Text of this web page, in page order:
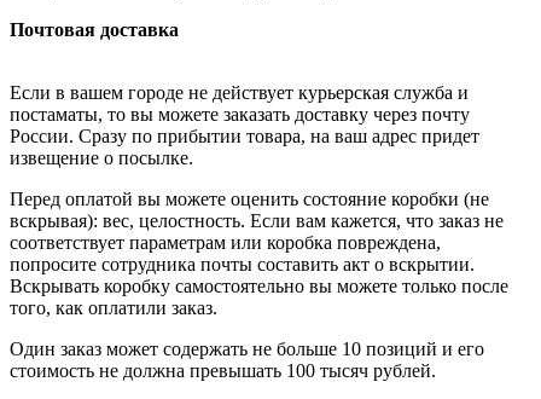
Почтовая доставка
Если в вашем городе не действует курьерская служба и
постаматы, то вы можете заказать доставку через почту
России. Сразу по прибытии товара, на ваш адрес придет
извещение о посылке.
Перед оплатой вы можете оценить состояние коробки (не
вскрывая): вес, целостность. Если вам кажется, что заказ не
соответствует параметрам или коробка повреждена,
попросите сотрудника почты составить акт о вскрытии.
Вскрывать коробку самостоятельно вы можете только после
того, как оплатили заказ.
Один заказ может содержать не больше 10 позиций и его
стоимость не должна превышать 100 тысяч рублей.